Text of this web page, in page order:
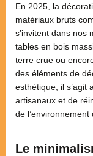
En 2025, la
matériaux bruts
s’invitent dans nos
tables en bois
terre crue ou
des éléments de
esthétique, il s’agit
artisanaux et de
de l’environnement
Le